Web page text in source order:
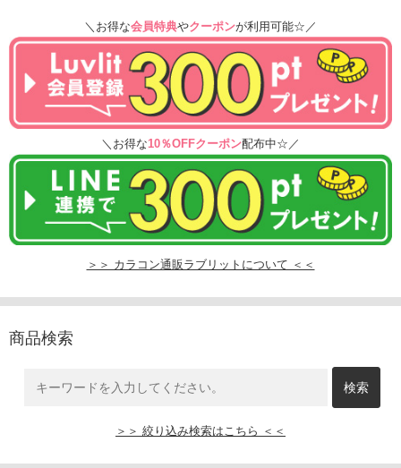
＼お得な会員特典やクーポンが利用可能☆／
＼お得な10％OFFクーポン配布中☆／
＞＞ カラコン通販ラブリットについて ＜＜
商品検索
＞＞ 絞り込み検索はこちら ＜＜